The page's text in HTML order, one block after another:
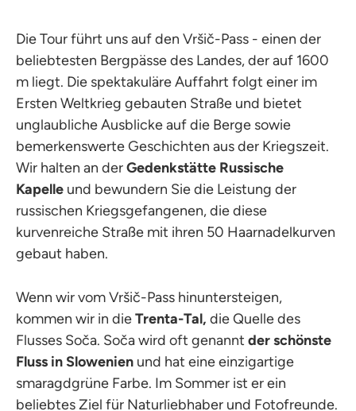
Die Tour führt uns auf den Vršič-Pass - einen der
beliebtesten Bergpässe des Landes, der auf 1600
m liegt. Die spektakuläre Auffahrt folgt einer im
Ersten Weltkrieg gebauten Straße und bietet
unglaubliche Ausblicke auf die Berge sowie
bemerkenswerte Geschichten aus der Kriegszeit.
Wir halten an derGedenkstätte Russische
Kapelle und bewundern Sie die Leistung der
russischen Kriegsgefangenen, die diese
kurvenreiche Straße mit ihren 50 Haarnadelkurven
gebaut haben.
Wenn wir vom Vršič-Pass hinuntersteigen,
kommen wir in dieTrenta-Tal, die Quelle des
Flusses Soča. Soča wird oft genannt der schönste
Fluss in Slowenien und hat eine einzigartige
smaragdgrüne Farbe. Im Sommer ist er ein
beliebtes Ziel für Naturliebhaber und Fotofreunde.